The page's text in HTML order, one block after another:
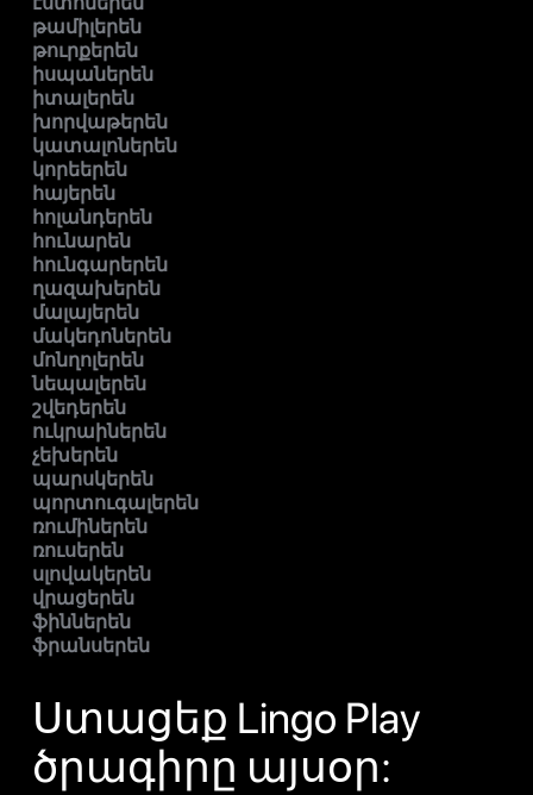
թամիլերեն
թուրքերեն
իսպաներեն
իտալերեն
խորվաթերեն
կատալոներեն
կորեերեն
հայերեն
հոլանդերեն
հունարեն
հունգարերեն
ղազախերեն
մալայերեն
մակեդոներեն
մոնղոլերեն
նեպալերեն
շվեդերեն
ուկրաիներեն
չեխերեն
պարսկերեն
պորտուգալերեն
ռումիներեն
ռուսերեն
սլովակերեն
վրացերեն
ֆիններեն
ֆրանսերեն
Ստացեք Lingo Play
ծրագիրը այսօր: